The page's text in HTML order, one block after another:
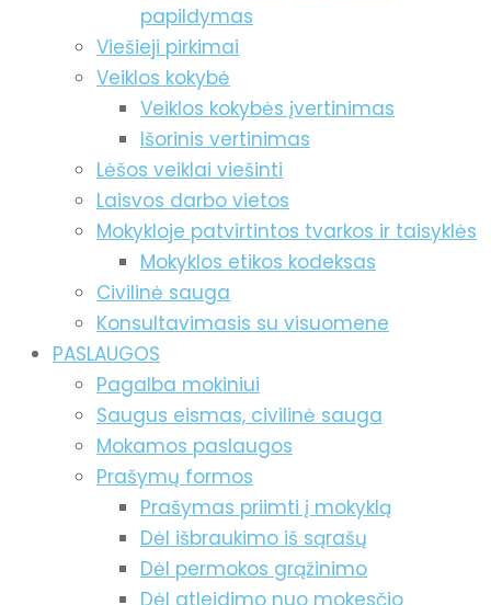
papildymas
Viešieji pirkimai
Veiklos kokybė
Veiklos kokybės įvertinimas
Išorinis vertinimas
Lėšos veiklai viešinti
Laisvos darbo vietos
Mokykloje patvirtintos tvarkos ir taisyklės
Mokyklos etikos kodeksas
Civilinė sauga
Konsultavimasis su visuomene
PASLAUGOS
Pagalba mokiniui
Saugus eismas, civilinė sauga
Mokamos paslaugos
Prašymų formos
Prašymas priimti į mokyklą
Dėl išbraukimo iš sąrašų
Dėl permokos grąžinimo
Dėl atleidimo nuo mokesčio